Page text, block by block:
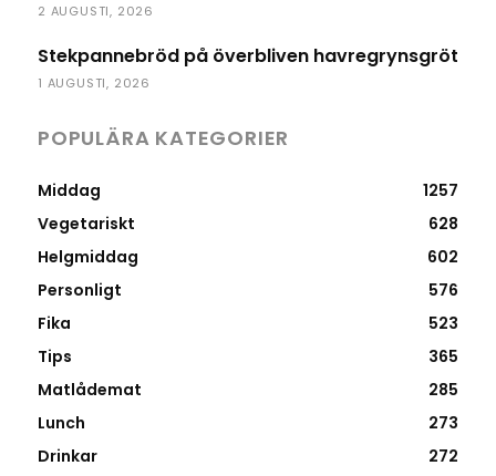
2 AUGUSTI, 2026
Stekpannebröd på överbliven havregrynsgröt
1 AUGUSTI, 2026
POPULÄRA KATEGORIER
Middag
1257
Vegetariskt
628
Helgmiddag
602
Personligt
576
Fika
523
Tips
365
Matlådemat
285
Lunch
273
Drinkar
272